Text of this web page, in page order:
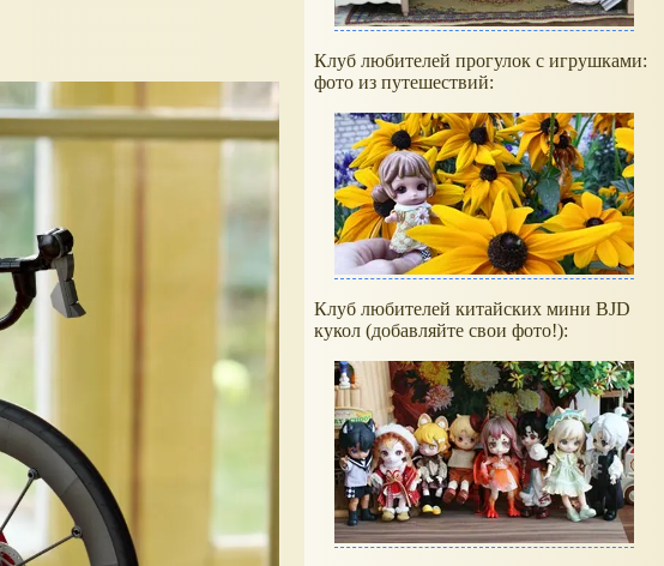
Клуб любителей прогулок с игрушками:
фото из путешествий:
Клуб любителей китайских мини BJD
кукол (добавляйте свои фото!):